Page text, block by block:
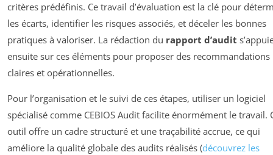
critères prédéfinis. Ce travail d’évaluation est la clé pour
les écarts, identifier les risques associés, et déceler les bonnes
pratiques à valoriser. La rédaction du rapport d’audit
ensuite sur ces éléments pour proposer des recommandations
claires et opérationnelles.
Pour l’organisation et le suivi de ces étapes, utiliser un logiciel
spécialisé comme CEBIOS Audit facilite énormément le travail.
outil offre un cadre structuré et une traçabilité accrue, ce qui
améliore la qualité globale des audits réalisés (découvrez les